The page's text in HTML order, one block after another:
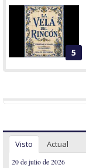
5
Visto Actual
20 de julio de 2026